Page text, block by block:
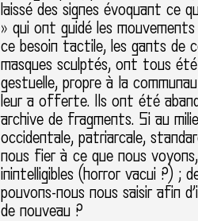
laissé des signes évoquant ce
» qui ont guidé les
ce besoin tactile, les gants de
masques sculptés, ont tous
gestuelle, propre à la
leur a offerte. Ils ont été
archive de fragments. Si au
occidentale, patriarcale,
nous fier à ce que nous
inintelligibles (horror vacui ?) ;
pouvons-nous nous saisir afin
de nouveau ?